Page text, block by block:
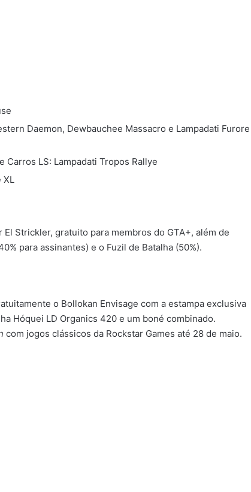
Daemon, Dewbauchee Massacro e Lampadati Furore
LS: Lampadati Tropos Rallye
XL
Strickler, gratuito para membros do GTA+, além de
para assinantes) e o Fuzil de Batalha (50%).
o Bollokan Envisage com a estampa exclusiva
Hóquei LD Organics 420 e um boné combinado.
com jogos clássicos da Rockstar Games até 28 de maio.